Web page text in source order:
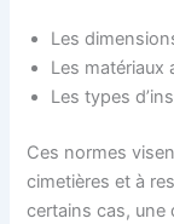
Les
Les matériaux
Les types
Ces normes
cimetières et à
certains cas, une